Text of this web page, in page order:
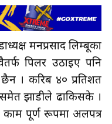
मनप्रसाद लिम्बूका
पिलर उठाइए पनि
। करिब ४० प्रतिशत
झाडीले ढाकिसके ।
पूर्ण रूपमा अलपत्र